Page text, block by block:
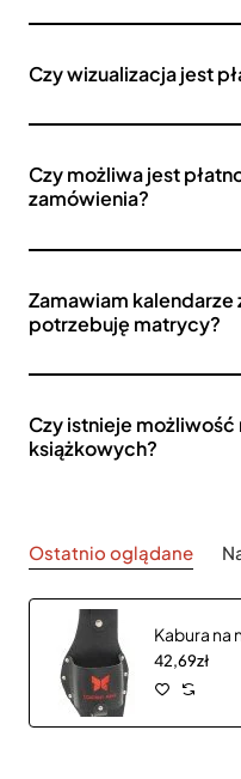
Czy wizualizacja jest
Czy możliwa jest
zamówienia?
Zamawiam kalendarze
potrzebuję matrycy?
Czy istnieje
książkowych?
Ostatnio oglądane
Kabura na
42,69zł